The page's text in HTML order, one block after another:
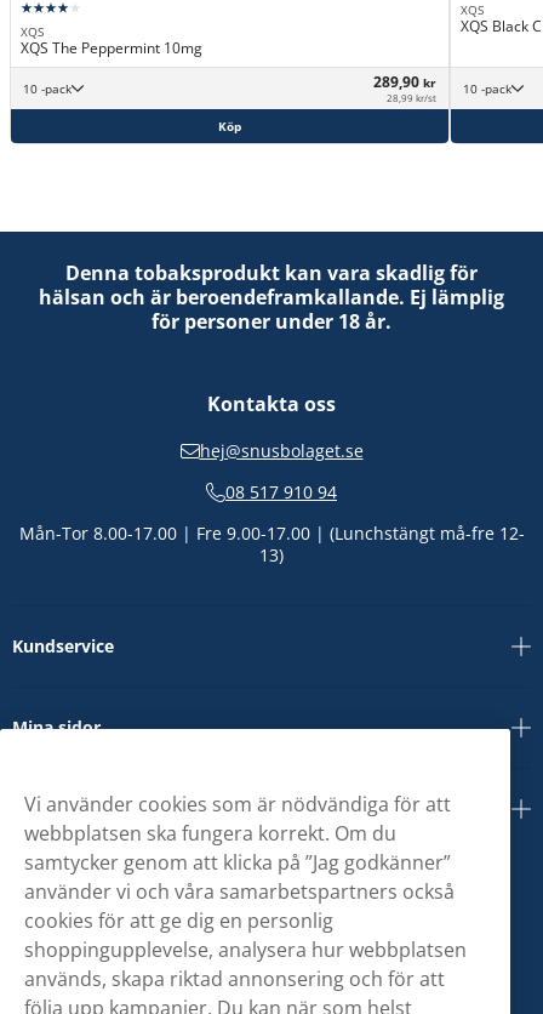
XQS
XQS The Peppermint 10mg
10 -pack 289,90 kr
28,99 kr/st
Köp
XQS
XQS Black
10 -pack
Denna tobaksprodukt kan vara skadlig för
hälsan och är beroendeframkallande. Ej lämplig
för personer under 18 år.
Kontakta oss
hej@snusbolaget.se
08 517 910 94
Mån-Tor 8.00-17.00 | Fre 9.00-17.00 | (Lunchstängt må-fre 12-
13)
Kundservice
Mina sidor
Om oss
Vi använder cookies som är nödvändiga för att
webbplatsen ska fungera korrekt. Om du
samtycker genom att klicka på ”Jag godkänner”
använder vi och våra samarbetspartners också
cookies för att ge dig en personlig
shoppingupplevelse, analysera hur webbplatsen
används, skapa riktad annonsering och för att
följa upp kampanjer. Du kan när som helst